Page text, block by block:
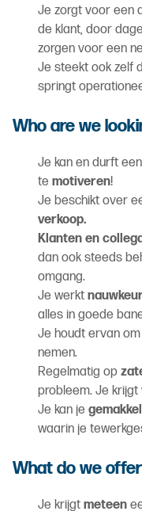
Je zorgt voor een
de klant, door
zorgen voor een
Je steekt ook zelf
springt
Who are we
Je kan en durft
te motiveren!
Je beschikt over
verkoop.
Klanten en
dan ook steeds
omgang.
Je werkt
alles in goede
Je houdt ervan om
nemen.
Regelmatig op
probleem. Je krijgt
Je kan je
waarin je
What do we
Je krijgt meteen